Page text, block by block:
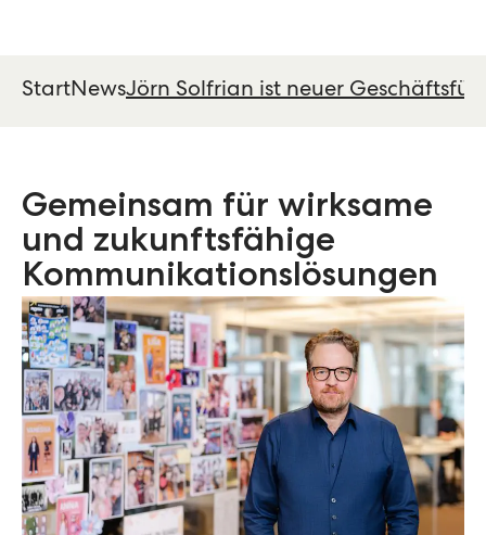
StartNewsJörn Solfrian ist neuer
Gemeinsam für wirksame
und zukunftsfähige
Kommunikationslösungen